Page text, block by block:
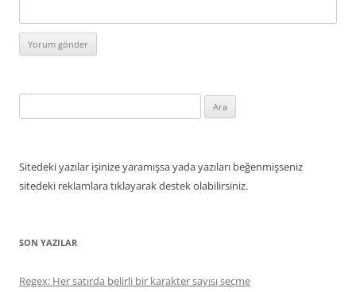
Sitedeki yazılar işinize yaramışsa yada yazıları beğenmişseniz
sitedeki reklamlara tıklayarak destek olabilirsiniz.
SON YAZILAR
Regex: Her satırda belirli bir karakter sayısı seçme